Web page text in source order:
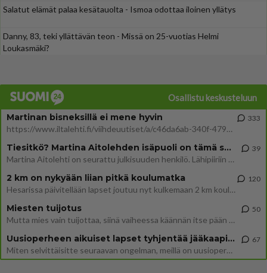
Salatut elämät palaa kesätauolta - Ismoa odottaa iloinen yllätys
Danny, 83, teki yllättävän teon - Missä on 25-vuotias Helmi
Loukasmäki?
Osallistu keskusteluun
Martinan bisneksillä ei mene hyvin
https://www.iltalehti.fi/viihdeuutiset/a/c46da6ab-340f-4790-aaa7-0865eed2336 Yrityksen konkurssihakemus on tullut kärä
333
Tiesitkö? Martina Aitolehden isäpuoli on tämä suosittu laulaja
Martina Aitolehti on seurattu julkisuuden henkilö. Lähipiiriin mahtuu muitakin tunnettuja henkilöitä. Tiesitkö, että Ma
39
2 km on nykyään liian pitkä koulumatka
Hesarissa päivitellään lapset joutuu nyt kulkemaan 2 km kouluun jösses. Ruostefillarilla tuo matka menee vaikka miten äk
120
Miesten tuijotus
Mutta mies vain tuijottaa, siinä vaiheessa käännän itse pään pois. Mikä juttu? Yleensä jos joku tuijottaa tai katsoo, hä
50
Uusioperheen aikuiset lapset tyhjentää jääkaapin käydessään
Miten selvittäisitte seuraavan ongelman, meillä on uusioperhe, minulla teini-ikäiset lapset ja puolisolla aikuiset, jotk
67